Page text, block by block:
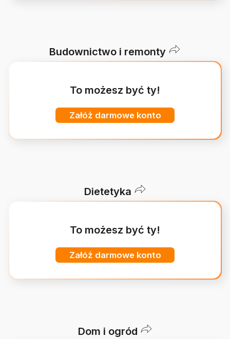
Budownictwo i remonty
To możesz być ty!
Załóż darmowe konto
Dietetyka
To możesz być ty!
Załóż darmowe konto
Dom i ogród